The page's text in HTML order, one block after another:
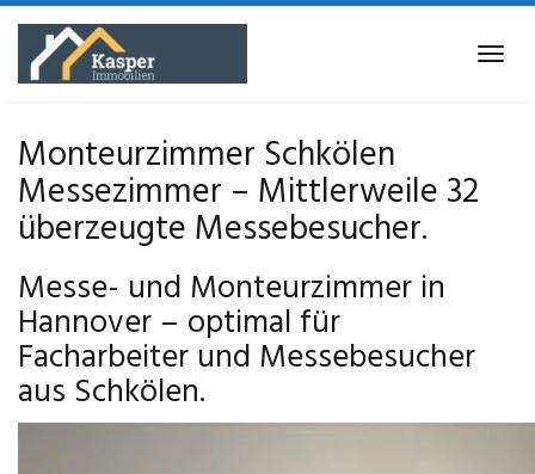
Skip
main
Monteurzimmer Schkölen
Messezimmer – Mittlerweile 32
überzeugte Messebesucher.
Messe- und Monteurzimmer in
Hannover – optimal für
Facharbeiter und Messebesucher
aus Schkölen.